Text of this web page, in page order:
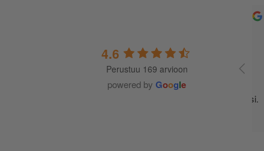
4.6
Perustuu 169 arvioon
powered by Google